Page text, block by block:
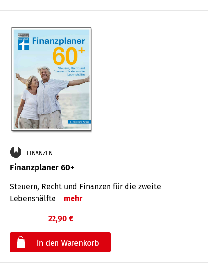
FINANZEN
Finanzplaner 60+
Steuern, Recht und Finanzen für die zweite
Lebenshälfte
mehr
22,90 €